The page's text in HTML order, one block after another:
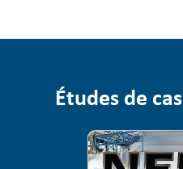
Études de cas